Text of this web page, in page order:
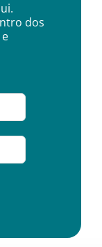
dos